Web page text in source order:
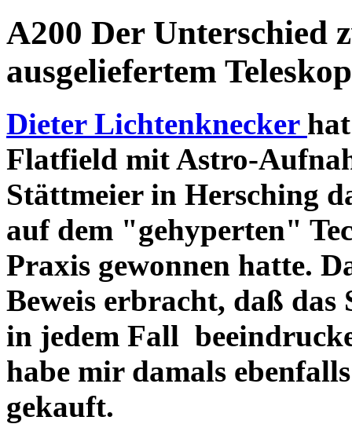
A200 Der Unterschied
ausgeliefertem
Dieter Lichtenknecker
Flatfield mit Astro-
Stättmeier in Hersching
auf dem "gehyperten"
Praxis gewonnen hatte.
Beweis erbracht, daß das
in jedem Fall
habe mir damals
gekauft.